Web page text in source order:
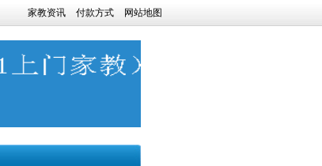
家教资讯 付款方式 网站地图